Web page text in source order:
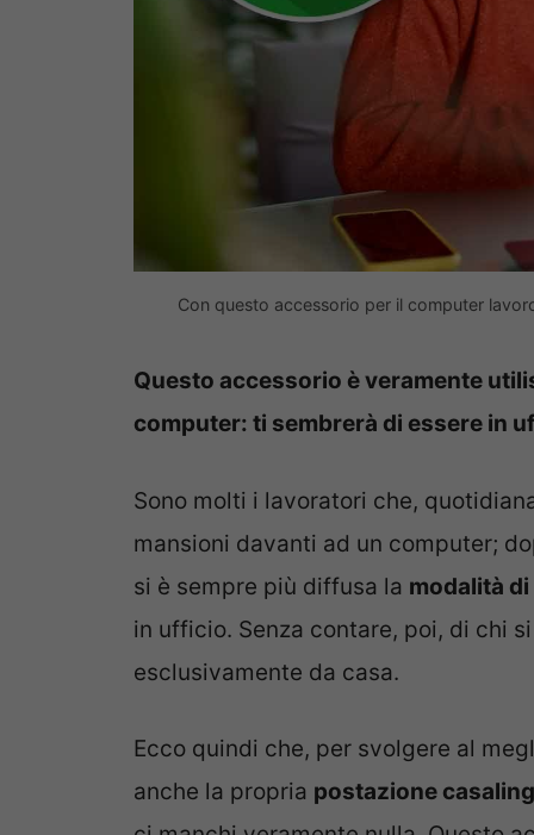
Con questo accessorio per il computer
Questo accessorio è veramente
computer: ti sembrerà di essere in
Sono molti i lavoratori che,
mansioni davanti ad un computer;
si è sempre più diffusa la modalità
in ufficio. Senza contare, poi, di chi
esclusivamente da casa.
Ecco quindi che, per svolgere al
anche la propria postazione